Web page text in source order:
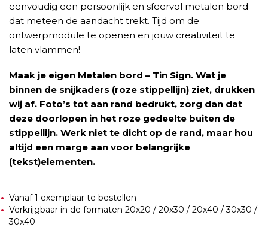
eenvoudig een persoonlijk en sfeervol metalen bord
dat meteen de aandacht trekt. Tijd om de
ontwerpmodule te openen en jouw creativiteit te
laten vlammen!
Maak je eigen Metalen bord – Tin Sign. Wat je
binnen de snijkaders (roze stippellijn) ziet, drukken
wij af. Foto’s tot aan rand bedrukt, zorg dan dat
deze doorlopen in het roze gedeelte buiten de
stippellijn. Werk niet te dicht op de rand, maar hou
altijd een marge aan voor belangrijke
(tekst)elementen.
Vanaf 1 exemplaar te bestellen
Verkrijgbaar in de formaten 20x20 / 20x30 / 20x40 / 30x30 /
30x40